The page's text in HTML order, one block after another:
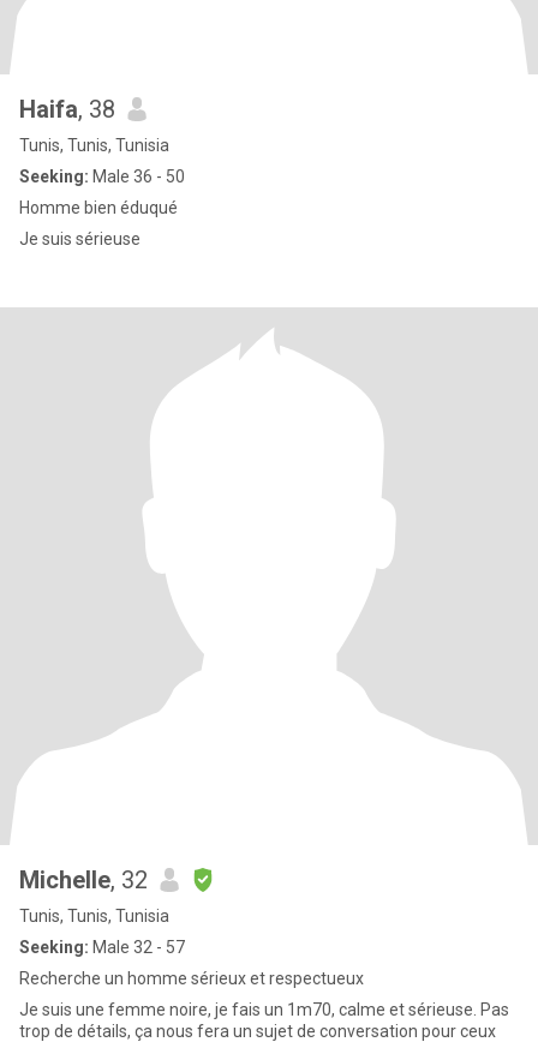
Haifa, 38
Tunis, Tunis, Tunisia
Seeking: Male 36 - 50
Homme bien éduqué
Je suis sérieuse
Michelle, 32
Tunis, Tunis, Tunisia
Seeking: Male 32 - 57
Recherche un homme sérieux et respectueux
Je suis une femme noire, je fais un 1m70, calme et sérieuse. Pas
trop de détails, ça nous fera un sujet de conversation pour ceux